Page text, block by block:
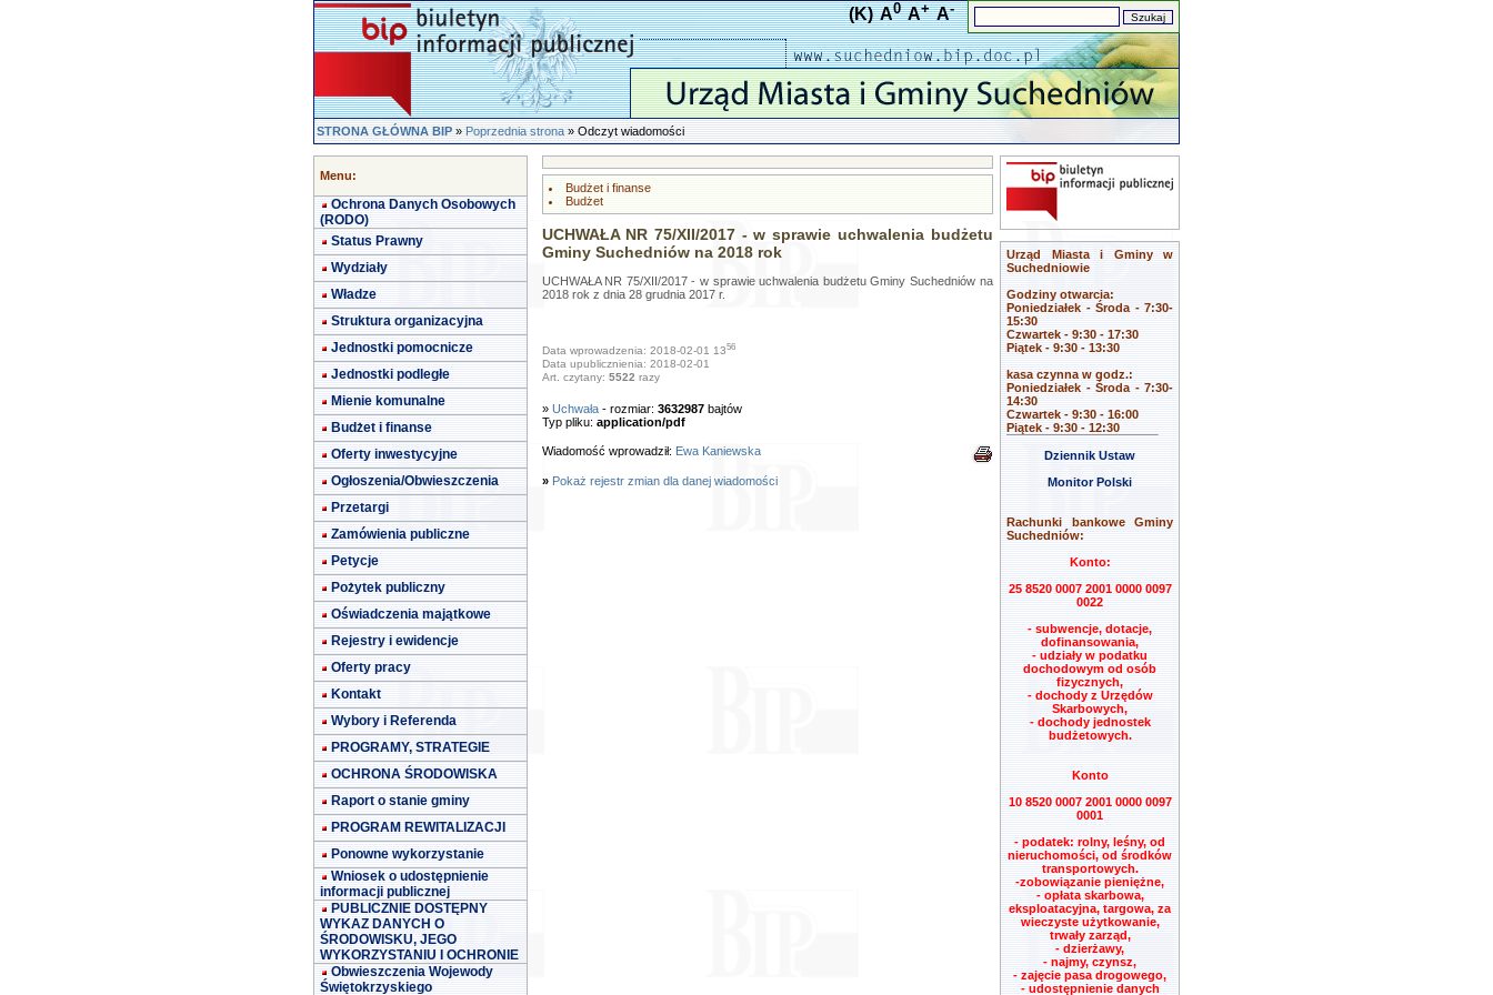
(K) A0 A+ A-
STRONA GŁÓWNA BIP»Poprzednia strona» Odczyt wiadomości
Menu:
Ochrona Danych Osobowych
(RODO)
Status Prawny
Wydziały
Władze
Struktura organizacyjna
Jednostki pomocnicze
Jednostki podległe
Mienie komunalne
Budżet i finanse
Oferty inwestycyjne
Ogłoszenia/Obwieszczenia
Przetargi
Zamówienia publiczne
Petycje
Pożytek publiczny
Oświadczenia majątkowe
Rejestry i ewidencje
Oferty pracy
Kontakt
Wybory i Referenda
PROGRAMY, STRATEGIE
OCHRONA ŚRODOWISKA
Raport o stanie gminy
PROGRAM REWITALIZACJI
Ponowne wykorzystanie
Wniosek o udostępnienie
informacji publicznej
PUBLICZNIE DOSTĘPNY
WYKAZ DANYCH O
ŚRODOWISKU, JEGO
WYKORZYSTANIU I OCHRONIE
Obwieszczenia Wojewody
Świętokrzyskiego
Budżet i finanse
Budżet
UCHWAŁA NR 75/XII/2017 - w sprawie uchwalenia budżetu
Gminy Suchedniów na 2018 rok
UCHWAŁA NR 75/XII/2017 - w sprawie uchwalenia budżetu Gminy Suchedniów na
2018 rok z dnia 28 grudnia 2017 r.
Data wprowadzenia: 2018-02-01 1356
Data upublicznienia: 2018-02-01
Art. czytany: 5522 razy
» Uchwała- rozmiar: 3632987bajtów
Typ pliku: application/pdf
Wiadomość wprowadził: Ewa Kaniewska
» Pokaż rejestr zmian dla danej wiadomości
Urząd Miasta i Gminy w
Suchedniowie
Godziny otwarcia:
Poniedziałek - Środa - 7:30-
15:30
Czwartek - 9:30 - 17:30
Piątek - 9:30 - 13:30
kasa czynna w godz.:
Poniedziałek - Środa - 7:30-
14:30
Czwartek - 9:30 - 16:00
Piątek - 9:30 - 12:30
Dziennik Ustaw
Monitor Polski
Rachunki bankowe Gminy
Suchedniów:
Konto:
25 8520 0007 2001 0000 0097
0022
- subwencje, dotacje,
dofinansowania,
- udziały w podatku
dochodowym od osób
fizycznych,
- dochody z Urzędów
Skarbowych,
- dochody jednostek
budżetowych.
Konto
10 8520 0007 2001 0000 0097
0001
- podatek: rolny, leśny, od
nieruchomości, od środków
transportowych.
-zobowiązanie pieniężne,
- opłata skarbowa,
eksploatacyjna, targowa, za
wieczyste użytkowanie,
trwały zarząd,
- dzierżawy,
- najmy, czynsz,
- zajęcie pasa drogowego,
- udostępnienie danych